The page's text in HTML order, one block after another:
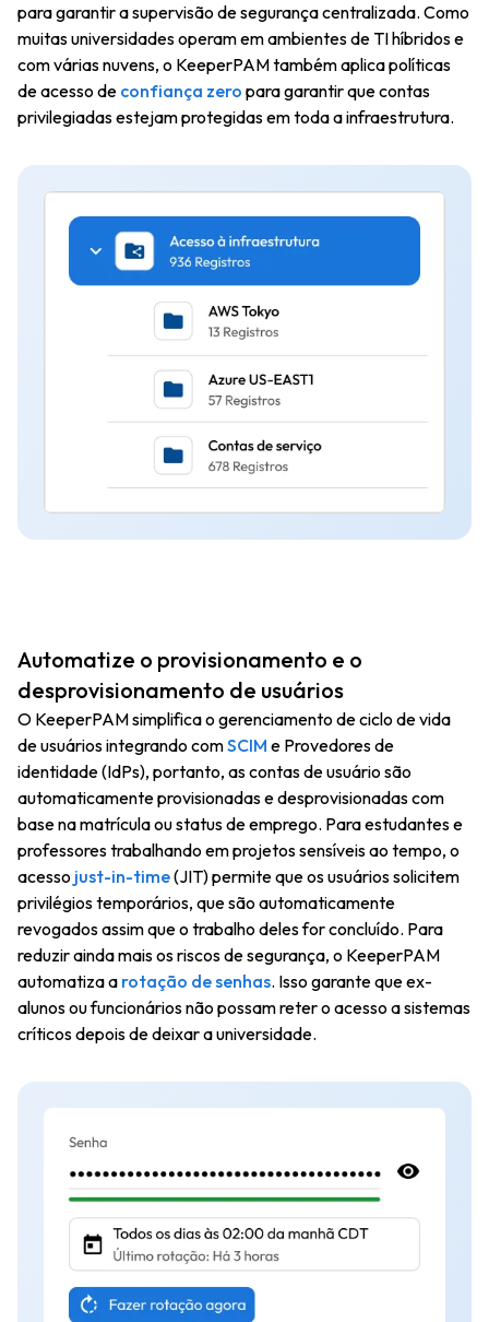
para garantir a supervisão de segurança centralizada. Como
muitas universidades operam em ambientes de TI híbridos e
com várias nuvens, o KeeperPAM também aplica políticas
de acesso de confiança zero para garantir que contas
privilegiadas estejam protegidas em toda a infraestrutura.
Automatize o provisionamento e o
desprovisionamento de usuários
O KeeperPAM simplifica o gerenciamento de ciclo de vida
de usuários integrando comSCIM e Provedores de
identidade (IdPs), portanto, as contas de usuário são
automaticamente provisionadas e desprovisionadas com
base na matrícula ou status de emprego. Para estudantes e
professores trabalhando em projetos sensíveis ao tempo, o
acesso just-in-time(JIT) permite que os usuários solicitem
privilégios temporários, que são automaticamente
revogados assim que o trabalho deles for concluído. Para
reduzir ainda mais os riscos de segurança, o KeeperPAM
automatiza a rotação de senhas. Isso garante que ex-
alunos ou funcionários não possam reter o acesso a sistemas
críticos depois de deixar a universidade.